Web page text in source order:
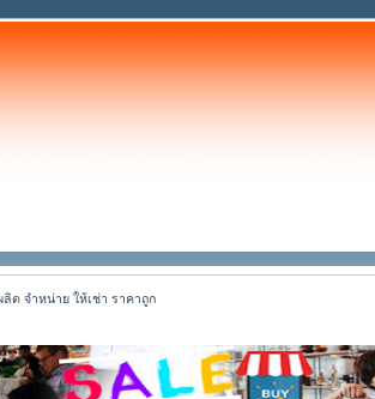
ต จำหน่าย ให้เช่า ราคาถูก